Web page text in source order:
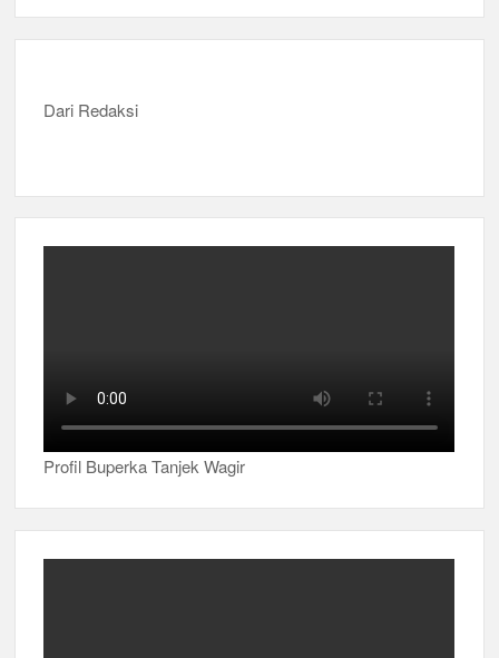
Dari Redaksi
Profil Buperka Tanjek Wagir